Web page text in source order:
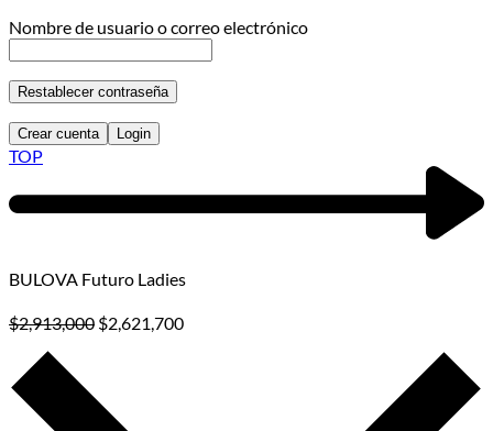
Nombre de usuario o correo electrónico
Restablecer contraseña
Crear cuenta Login
TOP
BULOVA Futuro Ladies
$2,913,000 $2,621,700